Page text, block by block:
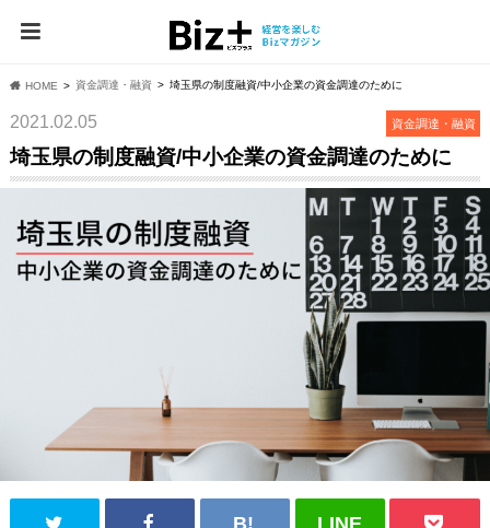
HOME 資⾦調達・融資 埼玉県の制度融資/中小企業の資金調達のために
2021.02.05 資⾦調達・融資
埼玉県の制度融資/中小企業の資金調達のために